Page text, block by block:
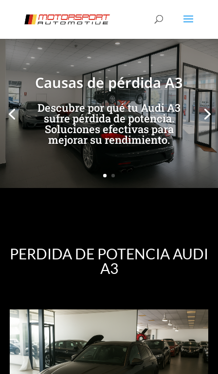
Causas de pérdida A3
Descubre por qué tu Audi A3
sufre pérdida de potencia.
Soluciones efectivas para
mejorar su rendimiento.
[/et_pb_slide] [/et_pb_slide]
PERDIDA DE POTENCIA AUDI
A3